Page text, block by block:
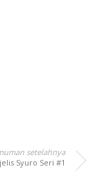
setelahnya
Syuro Seri #1